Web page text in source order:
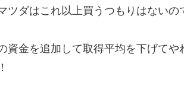
ツダはこれ以上買うつもりはないの
資金を追加して取得平均を下げてや